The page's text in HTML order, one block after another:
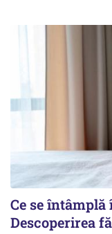
Ce se
Descoperirea